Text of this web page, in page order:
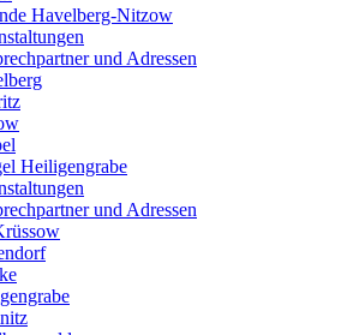
Havelberg-Nitzow
und Adressen
Heiligengrabe
und Adressen